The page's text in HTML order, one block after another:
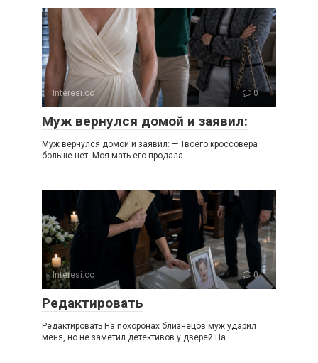
Interesi.cc 0
Муж вернулся домой и заявил:
Муж вернулся домой и заявил: — Твоего кроссовера
больше нет. Моя мать его продала.
Interesi.cc 0
Редактировать
Редактировать На похоронах близнецов муж ударил
меня, но не заметил детективов у дверей На